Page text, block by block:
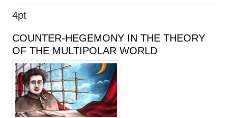
4pt
COUNTER-HEGEMONY IN THE THEORY
OF THE MULTIPOLAR WORLD